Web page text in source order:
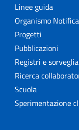
Linee guida
Organismo
Progetti
Pubblicazioni
Registri e
Ricerca
Scuola
Sperimentazione